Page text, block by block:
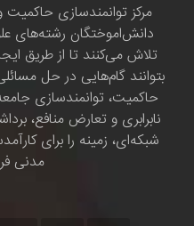
مرکز توانمندسازی
دانش‌اموختگان رشته‌های
تلاش می‌کنند تا از طریق
بتوانند گام‌هایی در حل
حاکمیت، توانمندسازی
نابرابری و تعارض منافع،
شبکه‌ای، زمینه را برای
مدنی